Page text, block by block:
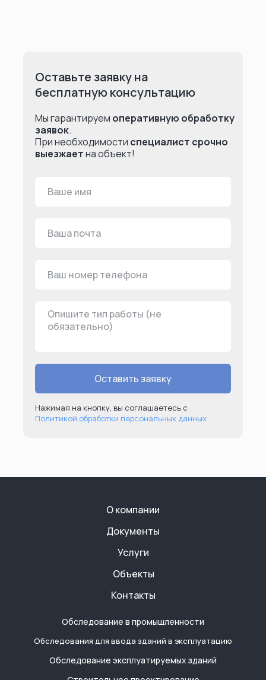
Оставьте заявку на
бесплатную консультацию
Мы гарантируем оперативную обработку
заявок.
При необходимости специалист срочно
выезжаетна объект!
Оставить заявку
Нажимая на кнопку, вы соглашаетесь с
Политикой обработки персональных данных
О компании
Услуги
Объекты
Контакты
Обследование в промышленности
Обследования для ввода зданий в эксплуатацию
Обследование эксплуатируемых зданий
Документы